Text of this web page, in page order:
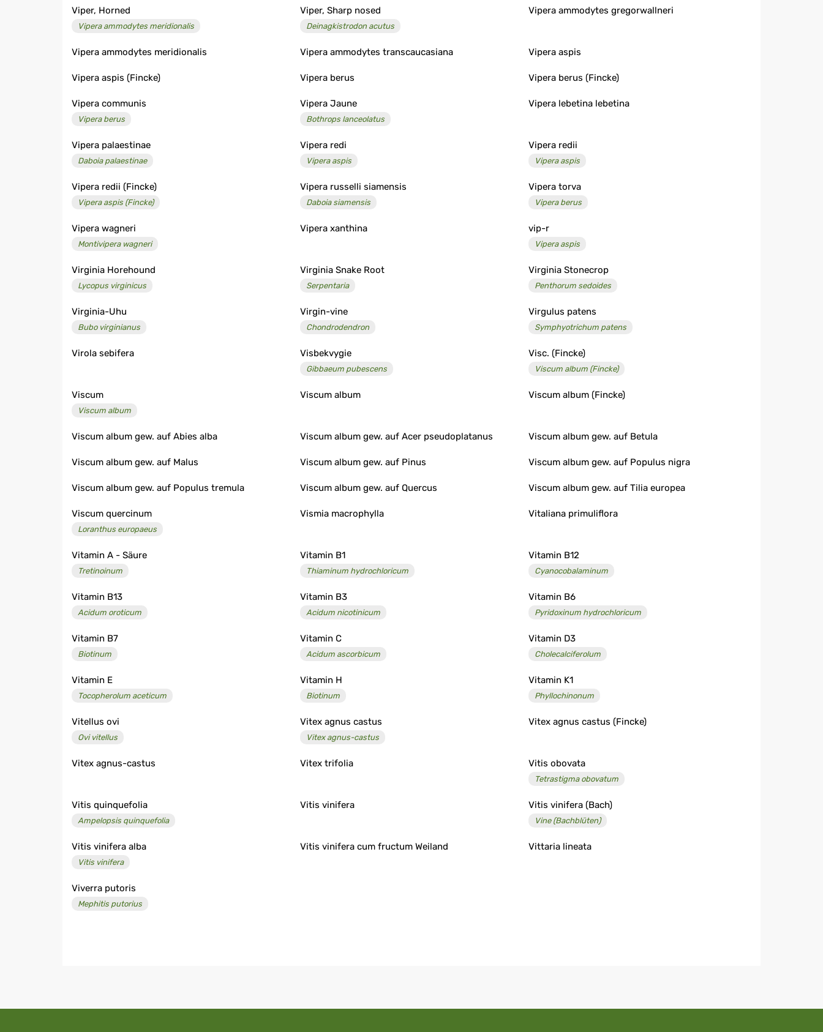
Viper, Horned
Vipera ammodytes meridionalis
Viper, Sharp nosed
Deinagkistrodon acutus
Vipera ammodytes gregorwallneri
Vipera ammodytes meridionalis Vipera ammodytes transcaucasiana Vipera aspis
Vipera aspis (Fincke) Vipera berus Vipera berus (Fincke)
Vipera communis
Vipera berus
Vipera Jaune
Bothrops lanceolatus
Vipera lebetina lebetina
Vipera palaestinae
Daboia palaestinae
Vipera redi
Vipera aspis
Vipera redii
Vipera aspis
Vipera redii (Fincke)
Vipera aspis (Fincke)
Vipera russelli siamensis
Daboia siamensis
Vipera torva
Vipera berus
Vipera wagneri
Montivipera wagneri
Vipera xanthina vip-r
Vipera aspis
Virginia Horehound
Lycopus virginicus
Virginia Snake Root
Serpentaria
Virginia Stonecrop
Penthorum sedoides
Virginia-Uhu
Bubo virginianus
Virgin-vine
Chondrodendron
Virgulus patens
Symphyotrichum patens
Virola sebifera Visbekvygie
Gibbaeum pubescens
Visc. (Fincke)
Viscum album (Fincke)
Viscum
Viscum album
Viscum album Viscum album (Fincke)
Viscum album gew. auf Abies alba Viscum album gew. auf Acer pseudoplatanus Viscum album gew. auf Betula
Viscum album gew. auf Malus Viscum album gew. auf Pinus Viscum album gew. auf Populus nigra
Viscum album gew. auf Populus tremula Viscum album gew. auf Quercus Viscum album gew. auf Tilia europea
Viscum quercinum
Loranthus europaeus
Vismia macrophylla Vitaliana primuliflora
Vitamin A - Säure
Tretinoinum
Vitamin B1
Thiaminum hydrochloricum
Vitamin B12
Cyanocobalaminum
Vitamin B13
Acidum oroticum
Vitamin B3
Acidum nicotinicum
Vitamin B6
Pyridoxinum hydrochloricum
Vitamin B7
Biotinum
Vitamin C
Acidum ascorbicum
Vitamin D3
Cholecalciferolum
Vitamin E
Tocopherolum aceticum
Vitamin H
Biotinum
Vitamin K1
Phyllochinonum
Vitellus ovi
Ovi vitellus
Vitex agnus castus
Vitex agnus-castus
Vitex agnus castus (Fincke)
Vitex agnus-castus Vitex trifolia Vitis obovata
Tetrastigma obovatum
Vitis quinquefolia
Ampelopsis quinquefolia
Vitis vinifera Vitis vinifera (Bach)
Vine (Bachblüten)
Vitis vinifera alba
Vitis vinifera
Vitis vinifera cum fructum Weiland Vittaria lineata
Viverra putoris
Mephitis putorius